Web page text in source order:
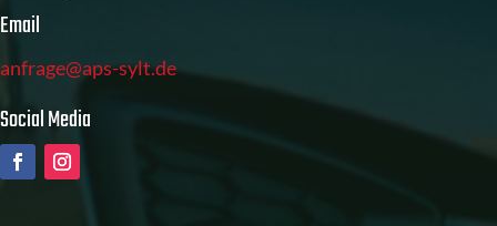
Email
anfrage@aps-sylt.de
Social Media